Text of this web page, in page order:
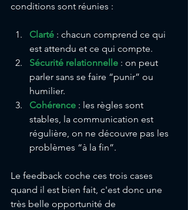
conditions sont réunies :
Clarté : chacun comprend ce qui
est attendu et ce qui compte.
Sécurité relationnelle : on peut
parler sans se faire “punir” ou
humilier.
Cohérence : les règles sont
stables, la communication est
régulière, on ne découvre pas les
problèmes “à la fin”.
Le feedback coche ces trois cases
quand il est bien fait, c'est donc une
très belle opportunité de